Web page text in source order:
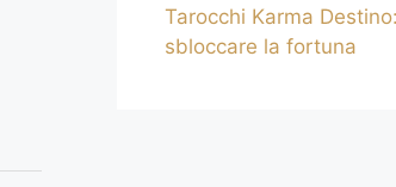
Tarocchi Karma
sbloccare la fortuna